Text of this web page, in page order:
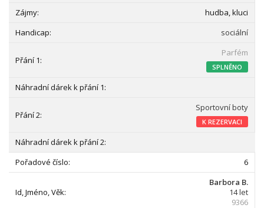
hudba, kluci
sociální
Parfém
SPLNĚNO
Sportovní boty
K REZERVACI
6
Barbora B.
14 let
9366